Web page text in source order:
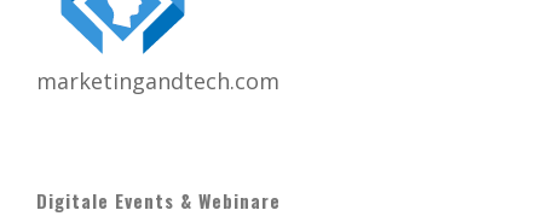
marketingandtech.com
Digitale Events & Webinare